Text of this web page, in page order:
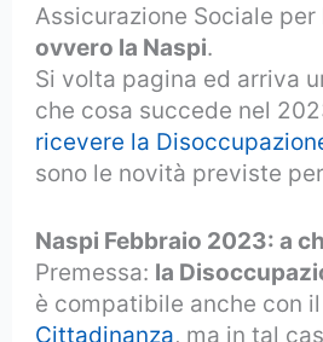
Assicurazione Sociale per
ovvero la Naspi.
Si volta pagina ed arriva
che cosa succede nel
ricevere la
sono le novità previste
Naspi Febbraio 2023: a
Premessa: la
è compatibile anche con il
Cittadinanza, ma in tal